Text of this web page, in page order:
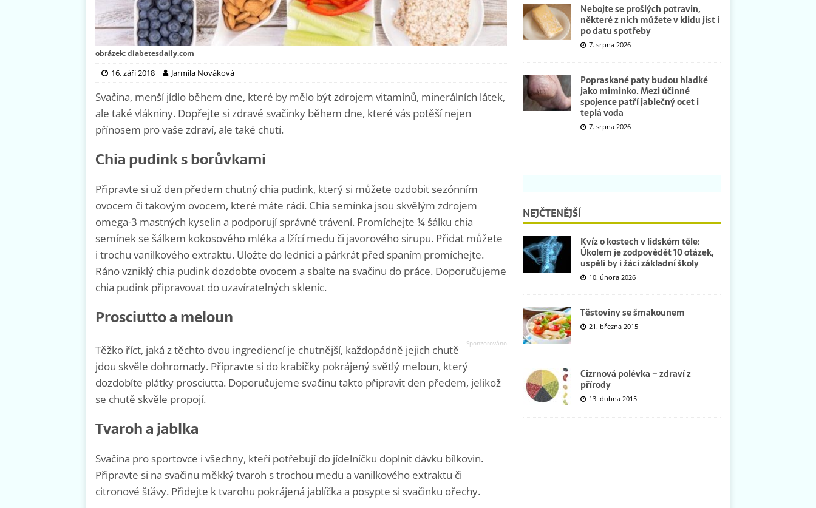
obrázek: diabetesdaily.com
16. září 2018 Jarmila Nováková
Svačina, menší jídlo během dne, které by mělo být zdrojem vitamínů, minerálních látek,
ale také vlákniny. Dopřejte si zdravé svačinky během dne, které vás potěší nejen
přínosem pro vaše zdraví, ale také chutí.
Chia pudink s borůvkami
Připravte si už den předem chutný chia pudink, který si můžete ozdobit sezónním
ovocem či takovým ovocem, které máte rádi. Chia semínka jsou skvělým zdrojem
omega-3 mastných kyselin a podporují správné trávení. Promíchejte ¼ šálku chia
semínek se šálkem kokosového mléka a lžící medu či javorového sirupu. Přidat můžete
i trochu vanilkového extraktu. Uložte do lednici a párkrát před spaním promíchejte.
Ráno vzniklý chia pudink dozdobte ovocem a sbalte na svačinu do práce. Doporučujeme
chia pudink připravovat do uzavíratelných sklenic.
Prosciutto a meloun
Těžko říct, jaká z těchto dvou ingrediencí je chutnější, každopádně jejich chutě
jdou skvěle dohromady. Připravte si do krabičky pokrájený světlý meloun, který
dozdobíte plátky prosciutta. Doporučujeme svačinu takto připravit den předem, jelikož
se chutě skvěle propojí.
Tvaroh a jablka
Svačina pro sportovce i všechny, kteří potřebují do jídelníčku doplnit dávku bílkovin.
Připravte si na svačinu měkký tvaroh s trochou medu a vanilkového extraktu či
citronové šťávy. Přidejte k tvarohu pokrájená jablíčka a posypte si svačinku ořechy.
Nebojte se prošlých potravin,
některé z nich můžete v klidu jíst i
po datu spotřeby
7. srpna 2026
Popraskané paty budou hladké
jako miminko. Mezi účinné
spojence patří jablečný ocet i
teplá voda
7. srpna 2026
NEJČTENĚJŠÍ
Kvíz o kostech v lidském těle:
Úkolem je zodpovědět 10 otázek,
uspěli by i žáci základní školy
10. února 2026
Těstoviny se šmakounem
21. března 2015
Cizrnová polévka – zdraví z
přírody
13. dubna 2015